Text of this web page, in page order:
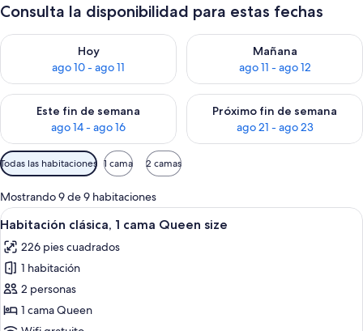
Consulta la disponibilidad para estas fechas
Hoy
ago 10 - ago 11
Consulta la disponibilidad para hoy ago 10 - ago 11
Mañana
ago 11 - ago 12
Consulta la disponibilidad
Este fin de semana
ago 14 - ago 16
Consulta la disponibilidad para este fin de semana ago 14 -
Próximo fin de semana
ago 21 - ago 23
Consulta la disponibilidad
Filtros
disponibles
para
las
habitaciones
Todas las habitaciones 1 cama 2 camas
Mostrando 9 de 9 habitaciones
Abrir
todas
las
fotos
de
Habitación
Una habitación de hotel con una
4
Habitación clásica, 1 cama Queen size
226 pies cuadrados
1 habitación
2 personas
1 cama Queen